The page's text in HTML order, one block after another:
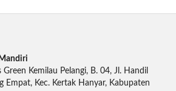
Green Kemilau Pelangi, B. 04, Jl. Handil
Empat, Kec. Kertak Hanyar, Kabupaten